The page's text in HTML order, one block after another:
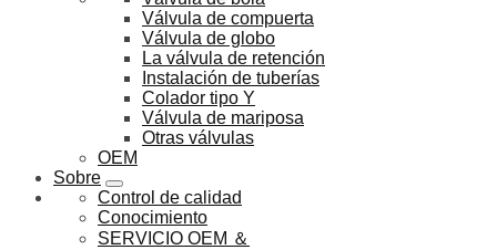
Válvula de compuerta
Válvula de globo
La válvula de retención
Instalación de tuberías
Colador tipo Y
Válvula de mariposa
Otras válvulas
OEM
Sobre
Control de calidad
Conocimiento
SERVICIO OEM ＆